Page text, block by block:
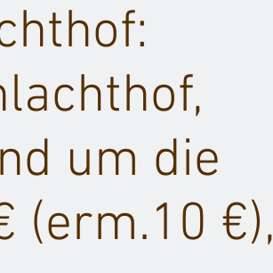
um die
(erm.10 €),